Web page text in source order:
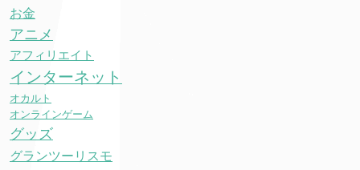
お金
アニメ
アフィリエイト
インターネット
オカルト
オンラインゲーム
グッズ
グランツーリスモ